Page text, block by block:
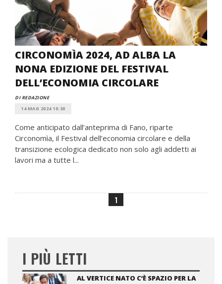
CIRCONOMÌA 2024, AD ALBA LA
NONA EDIZIONE DEL FESTIVAL
DELL’ECONOMIA CIRCOLARE
DI REDAZIONE
14 MAG 2024 10:30
Come anticipato dall’anteprima di Fano, riparte
Circonomìa, il Festival dell’economia circolare e della
transizione ecologica dedicato non solo agli addetti ai
lavori ma a tutte l...
1
I PIÙ LETTI
AL VERTICE NATO C’È SPAZIO PER LA